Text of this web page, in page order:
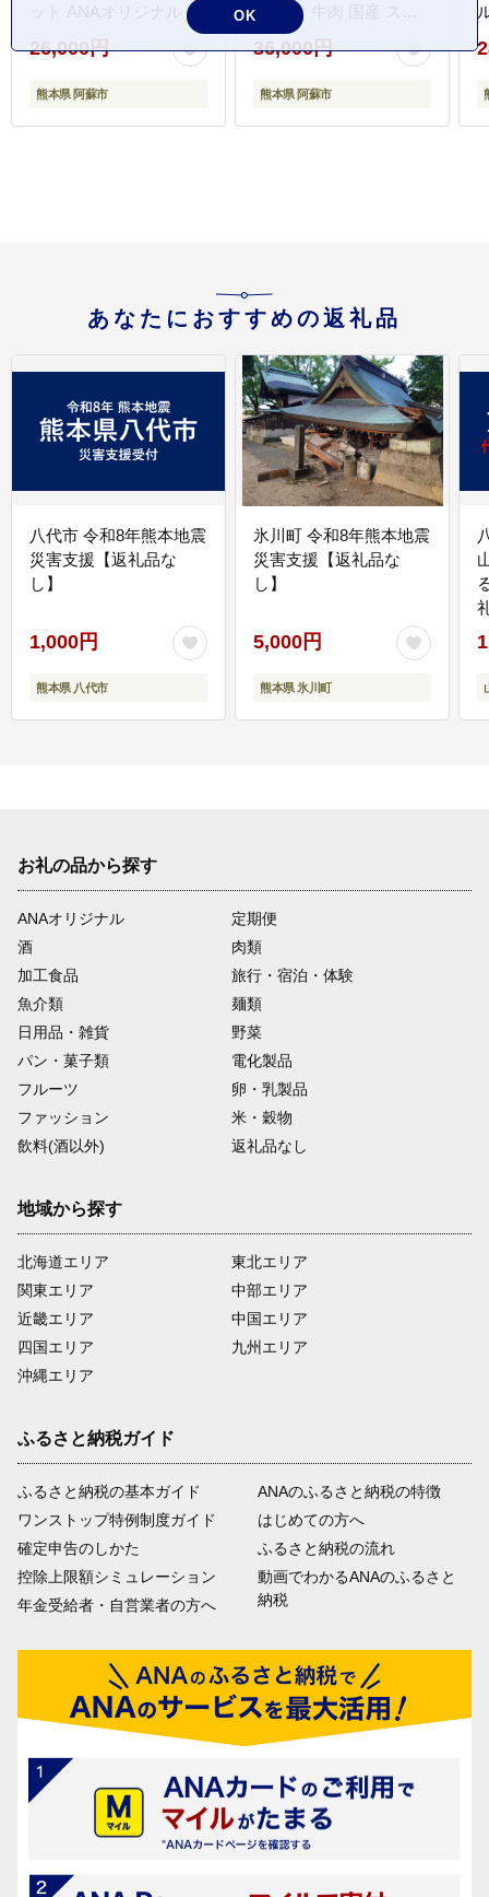
ット ANAオリジナル ブ
ランド牛 和牛 肉 牛肉
国産 ステーキ ハンバー
グ ジューシー 人気 希少
26,000円
熊本県 阿蘇市
肉 国産 牛肉 国産 ステ
ーキ ブランド牛 人気 希
少 希少部位 ランプ肉 赤
身 ヘルシー 熊本 阿蘇
36,000円
熊本県 阿蘇市
あなたにおすすめの返礼品
八代市 令和8年熊本地震
災害支援【返礼品な
し】
1,000円
熊本県 八代市
氷川町 令和8年熊本地震
災害支援【返礼品な
し】
5,000円
熊本県 氷川町
お礼の品から探す
ANAオリジナル
定期便
酒
肉類
加工食品
旅行・宿泊・体験
魚介類
麺類
日用品・雑貨
野菜
パン・菓子類
電化製品
フルーツ
卵・乳製品
ファッション
米・穀物
飲料(酒以外)
返礼品なし
地域から探す
北海道エリア
関東エリア
近畿エリア
四国エリア
沖縄エリア
東北エリア
中部エリア
中国エリア
九州エリア
ふるさと納税ガイド
ふるさと納税の基本ガイド
ワンストップ特例制度ガイド
確定申告のしかた
控除上限額シミュレーション
年金受給者・自営業者の方へ
ANAのふるさと納税の特徴
はじめての方へ
ふるさと納税の流れ
動画でわかるANAのふるさと
納税
OK